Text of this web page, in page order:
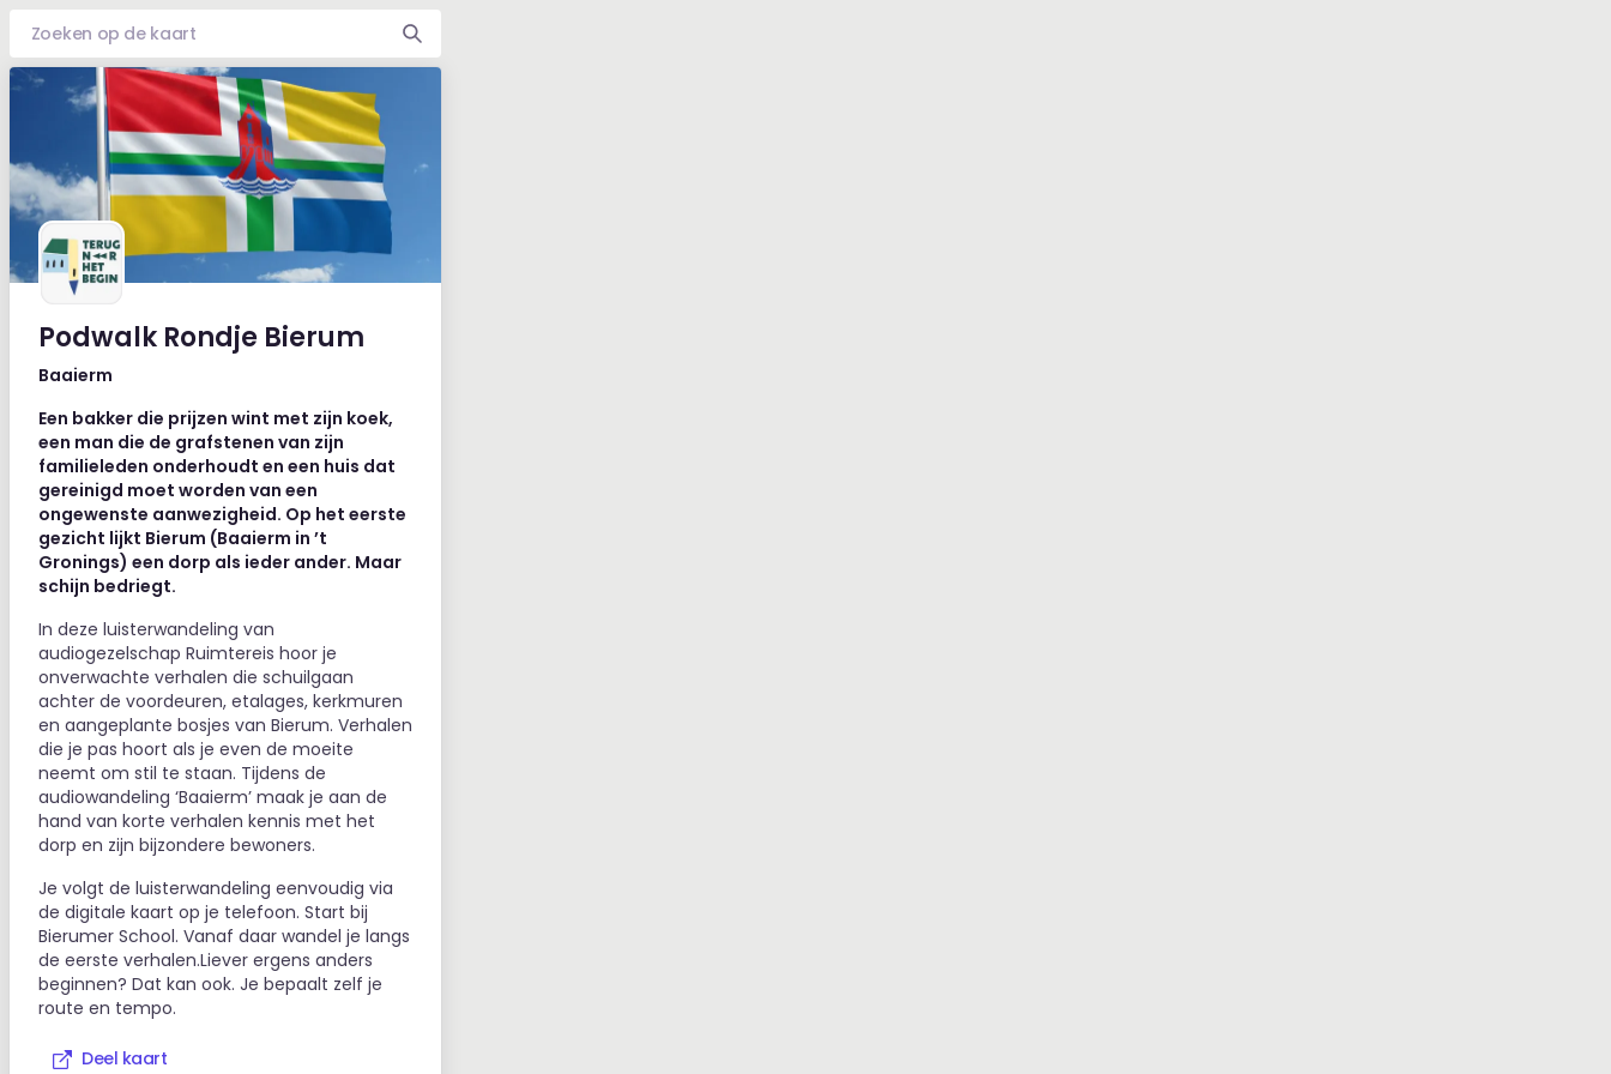
Podwalk Rondje Bierum
Baaierm
Een bakker die prijzen wint met zijn koek,
een man die de grafstenen van zijn
familieleden onderhoudt en een huis dat
gereinigd moet worden van een
ongewenste aanwezigheid. Op het eerste
gezicht lijkt Bierum (Baaierm in ’t
Gronings) een dorp als ieder ander. Maar
schijn bedriegt.
In deze luisterwandeling van
audiogezelschap Ruimtereis hoor je
onverwachte verhalen die schuilgaan
achter de voordeuren, etalages, kerkmuren
en aangeplante bosjes van Bierum. Verhalen
die je pas hoort als je even de moeite
neemt om stil te staan. Tijdens de
audiowandeling ‘Baaierm’ maak je aan de
hand van korte verhalen kennis met het
dorp en zijn bijzondere bewoners.
Je volgt de luisterwandeling eenvoudig via
de digitale kaart op je telefoon. Start bij
Bierumer School. Vanaf daar wandel je langs
de eerste verhalen.Liever ergens anders
beginnen? Dat kan ook. Je bepaalt zelf je
route en tempo.
Deel kaart